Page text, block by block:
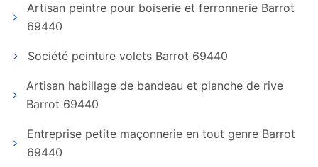
Artisan peintre pour boiserie et ferronnerie Barrot
69440
Société peinture volets Barrot 69440
Artisan habillage de bandeau et planche de rive
Barrot 69440
Entreprise petite maçonnerie en tout genre Barrot
69440